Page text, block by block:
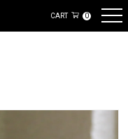
CART 0